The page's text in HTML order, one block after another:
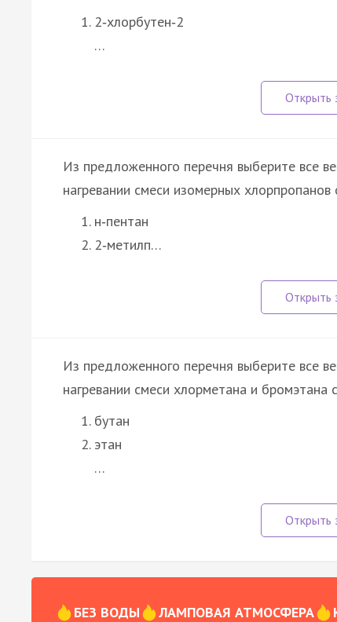
2‑хлорбутен‑2
…
Из предложенного перечня выберите все
нагревании смеси изомерных
н‑пентан
2‑метилп…
Из предложенного перечня выберите все
нагревании смеси хлорметана и бромэтана
бутан
этан
…
БЕЗ ВОДЫ ЛАМПОВАЯ АТМОСФЕРА